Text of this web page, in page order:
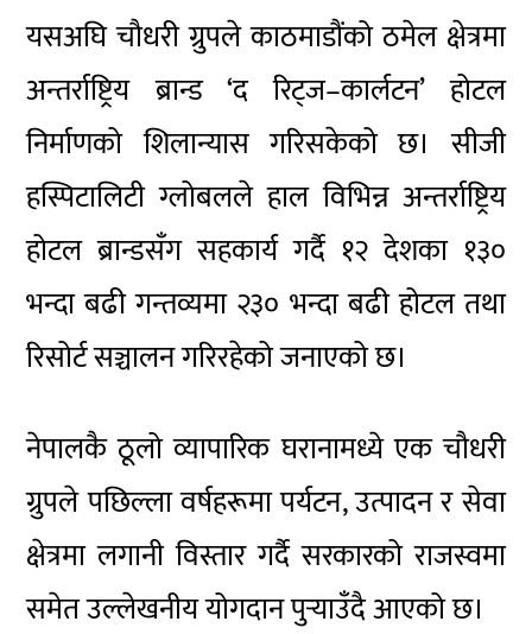
यसअघि चौधरी ग्रुपले काठमाडौंको ठमेल क्षेत्रमा
अन्तर्राष्ट्रिय ब्रान्ड ‘द रिट्ज–कार्लटन’ होटल
निर्माणको शिलान्यास गरिसकेको छ। सीजी
हस्पिटालिटी ग्लोबलले हाल विभिन्न अन्तर्राष्ट्रिय
होटल ब्रान्डसँग सहकार्य गर्दै १२ देशका १३०
भन्दा बढी गन्तव्यमा २३० भन्दा बढी होटल तथा
रिसोर्ट सञ्चालन गरिरहेको जनाएको छ।
नेपालकै ठूलो व्यापारिक घरानामध्ये एक चौधरी
ग्रुपले पछिल्ला वर्षहरूमा पर्यटन, उत्पादन र सेवा
क्षेत्रमा लगानी विस्तार गर्दै सरकारको राजस्वमा
समेत उल्लेखनीय योगदान पुर्‍याउँदै आएको छ।